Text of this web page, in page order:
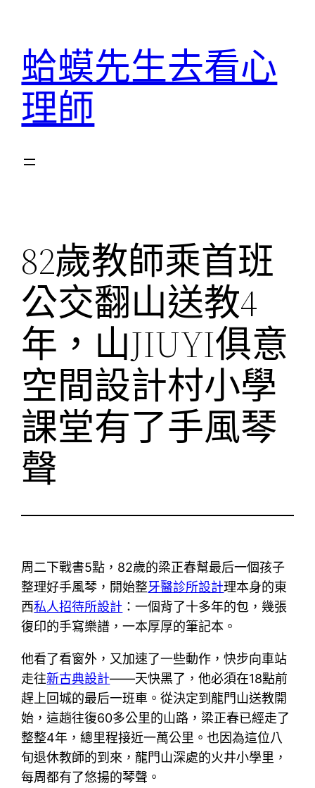
蛤蟆先生去看心
理師
82歲教師乘首班
公交翻山送教4
年，山JIUYI俱意
空間設計村小學
課堂有了手風琴
聲
周二下戰書5點，82歲的梁正春幫最后一個孩子
整理好手風琴，開始整牙醫診所設計理本身的東
西私人招待所設計 ：一個背了十多年的包，幾張
復印的手寫樂譜，一本厚厚的筆記本。
他看了看窗外，又加速了一些動作，快步向車站
走往新古典設計——天快黑了，他必須在18點前
趕上回城的最后一班車。從決定到龍門山送教開
始，這趟往復60多公里的山路，梁正春已經走了
整整4年，總里程接近一萬公里。也因為這位八
旬退休教師的到來，龍門山深處的火井小學里，
每周都有了悠揚的琴聲。